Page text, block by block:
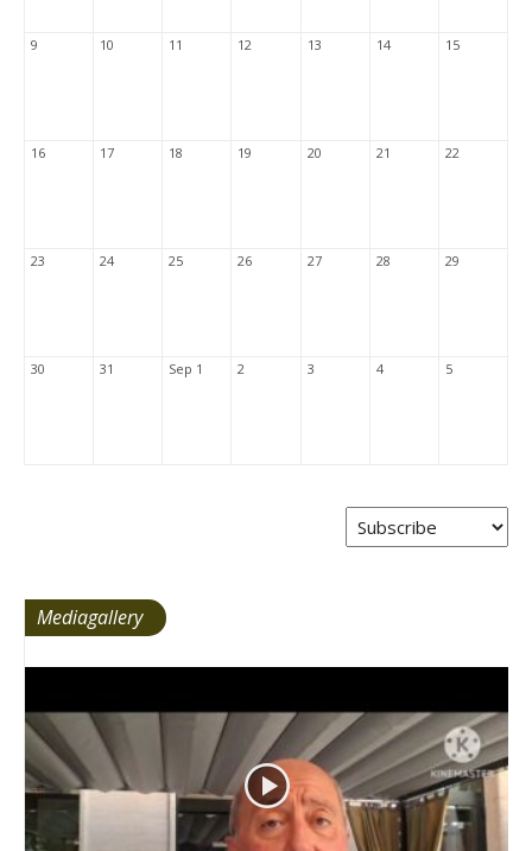
9 10 11 12 13 14 15
16 17 18 19 20 21 22
23 24 25 26 27 28 29
30 31 Sep 1 2 3 4 5
Mediagallery